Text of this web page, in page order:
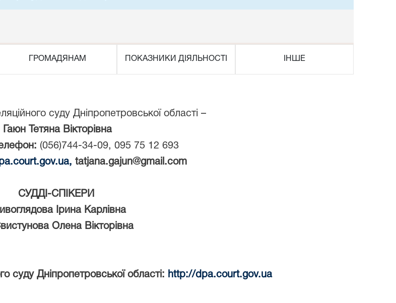
ГРОМАДЯНАМ ПОКАЗНИКИ ДІЯЛЬНОСТІ ІНШЕ
суду Дніпропетровської області –
Гаюн Тетяна Вікторівна
(056)744-34-09, 095 75 12 693
tatjana.gajun@gmail.com
СУДДІ-СПІКЕРИ
Ірина Карлівна
Олена Вікторівна
суду Дніпропетровської області: http://dpa.court.gov.ua